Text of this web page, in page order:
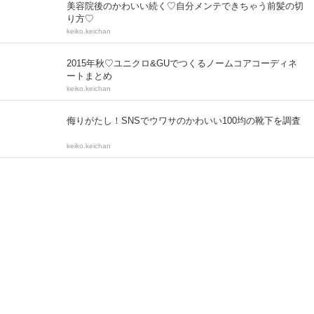
美容院後のかわいい続く♡自分メンテできちゃう前髪の切
り方♡
keiko.keichan
2015年秋♡ユニクロ&GUでつくるノームコアコーディネ
ートまとめ
keiko.keichan
侮りがたし！SNSでウワサのかわいい100均の靴下を調査
keiko.keichan